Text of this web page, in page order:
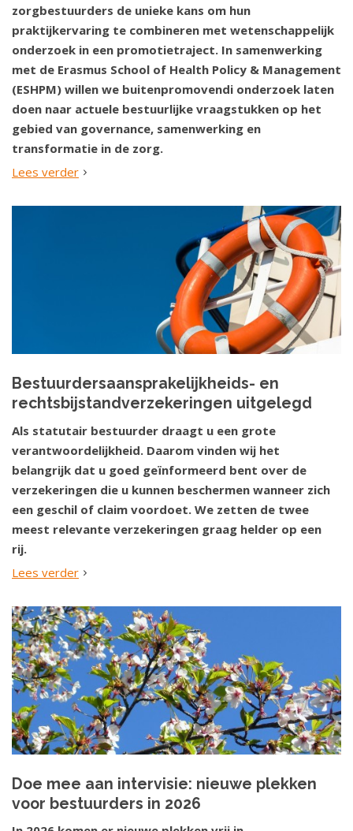
zorgbestuurders de unieke kans om hun
praktijkervaring te combineren met wetenschappelijk
onderzoek in een promotietraject. In samenwerking
met de Erasmus School of Health Policy & Management
(ESHPM) willen we buitenpromovendi onderzoek laten
doen naar actuele bestuurlijke vraagstukken op het
gebied van governance, samenwerking en
transformatie in de zorg.
Lees verder
Bestuurdersaansprakelijkheids- en
rechtsbijstandverzekeringen uitgelegd
Als statutair bestuurder draagt u een grote
verantwoordelijkheid. Daarom vinden wij het
belangrijk dat u goed geïnformeerd bent over de
verzekeringen die u kunnen beschermen wanneer zich
een geschil of claim voordoet. We zetten de twee
meest relevante verzekeringen graag helder op een
rij.
Lees verder
Doe mee aan intervisie: nieuwe plekken
voor bestuurders in 2026